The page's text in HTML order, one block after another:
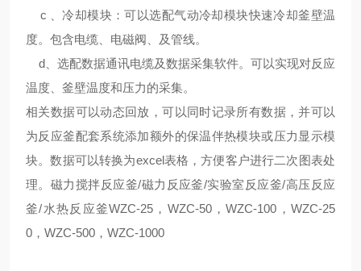
c 、冷却模块：可以选配气动冷却模块快速冷却釜壁温
度。包含电缆、电磁阀、及管线。
d、选配数据通讯电缆及数据采集软件。可以实现对反应
温度、釜壁温度和压力的采集。
相关数据可以动态回放，可以同时记录所有数据，并可以
为反应釜配套系统添加额外的保温伴热模块或压力显示模
块。数据可以转换为excel表格，方便客户进行二次图表处
理。磁力搅拌反应釜/磁力反应釜/实验室反应釜/高压反应
釜/水热反应釜WZC-25，WZC-50，WZC-100，WZC-25
0，WZC-500，WZC-1000